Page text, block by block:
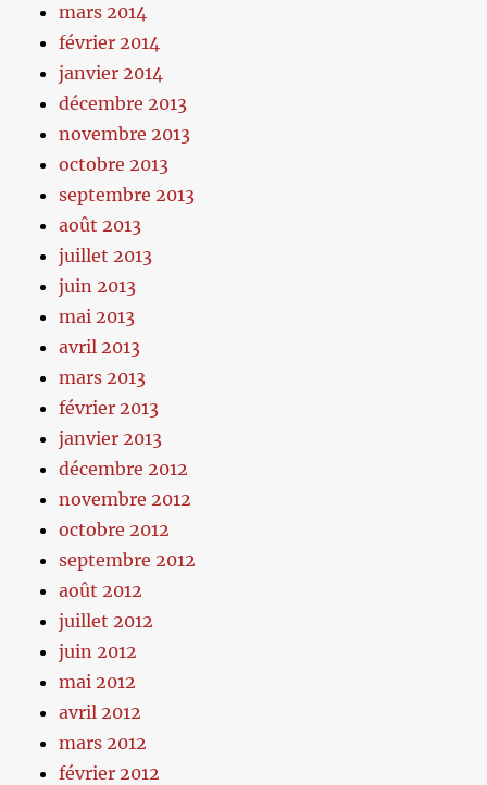
mars 2014
février 2014
janvier 2014
décembre 2013
novembre 2013
octobre 2013
septembre 2013
août 2013
juillet 2013
juin 2013
mai 2013
avril 2013
mars 2013
février 2013
janvier 2013
décembre 2012
novembre 2012
octobre 2012
septembre 2012
août 2012
juillet 2012
juin 2012
mai 2012
avril 2012
mars 2012
février 2012